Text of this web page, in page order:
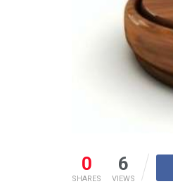
0
SHARES
6
VIEWS